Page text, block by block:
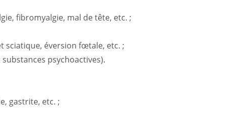
fibromyalgie, mal de tête, etc. ;
sciatique, éversion fœtale, etc. ;
psychoactives).
gastrite, etc. ;